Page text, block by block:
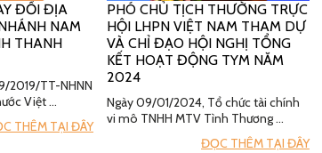
ĐỔI ĐỊA
NAM
THANH
2019/TT-NHNN
Việt …
THÊM TẠI ĐÂY
PHÓ CHỦ TỊCH THƯỜNG TRỰC
HỘI LHPN VIỆT NAM THAM DỰ
VÀ CHỈ ĐẠO HỘI NGHỊ TỔNG
KẾT HOẠT ĐỘNG TYM NĂM
2024
Ngày 09/01/2024, Tổ chức tài chính
vi mô TNHH MTV Tình Thương …
ĐỌC THÊM TẠI ĐÂY